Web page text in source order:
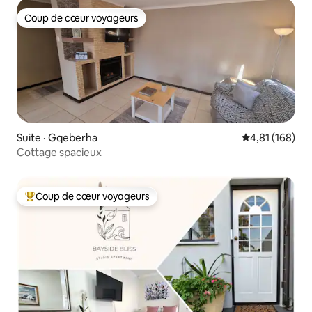
Coup de cœur voyageurs
Coup de cœur voyageurs
Suite · Gqeberha Note
4,81 (168)
Cottage spacieux
Coup de cœur voyageurs parmi les plus aimés
Coup de cœur voyageurs